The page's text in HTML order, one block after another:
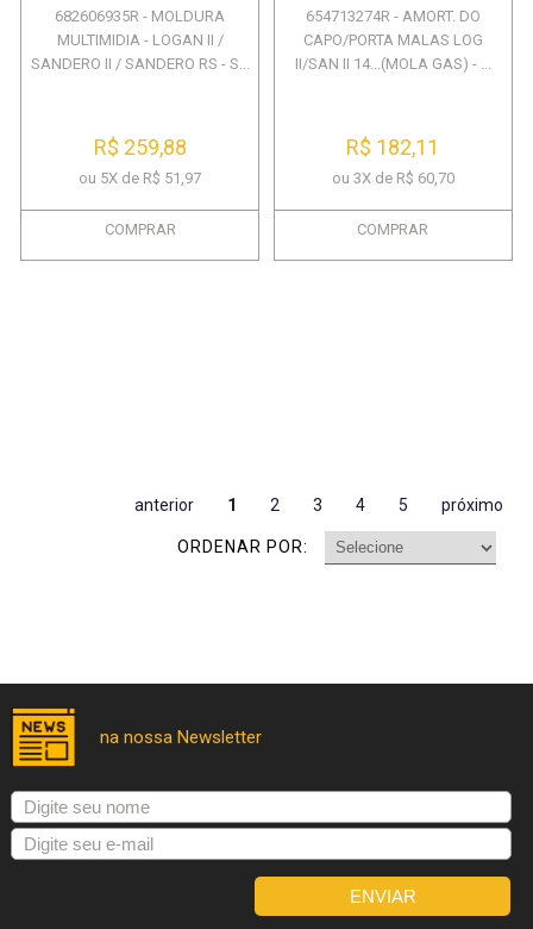
682606935R - MOLDURA
MULTIMIDIA - LOGAN II /
SANDERO II / SANDERO RS - S...
R$ 259,88
ou 5X de R$ 51,97
COMPRAR
654713274R - AMORT. DO
CAPO/PORTA MALAS LOG
II/SAN II 14...(MOLA GAS) - ...
R$ 182,11
ou 3X de R$ 60,70
COMPRAR
anterior 1 2 3 4 5 próximo
ORDENAR POR: